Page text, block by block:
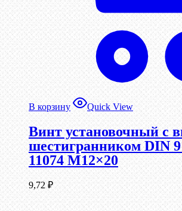
В корзину Quick View
Винт установочный с
шестигранником DIN
11074 М12×20
9,72 ₽